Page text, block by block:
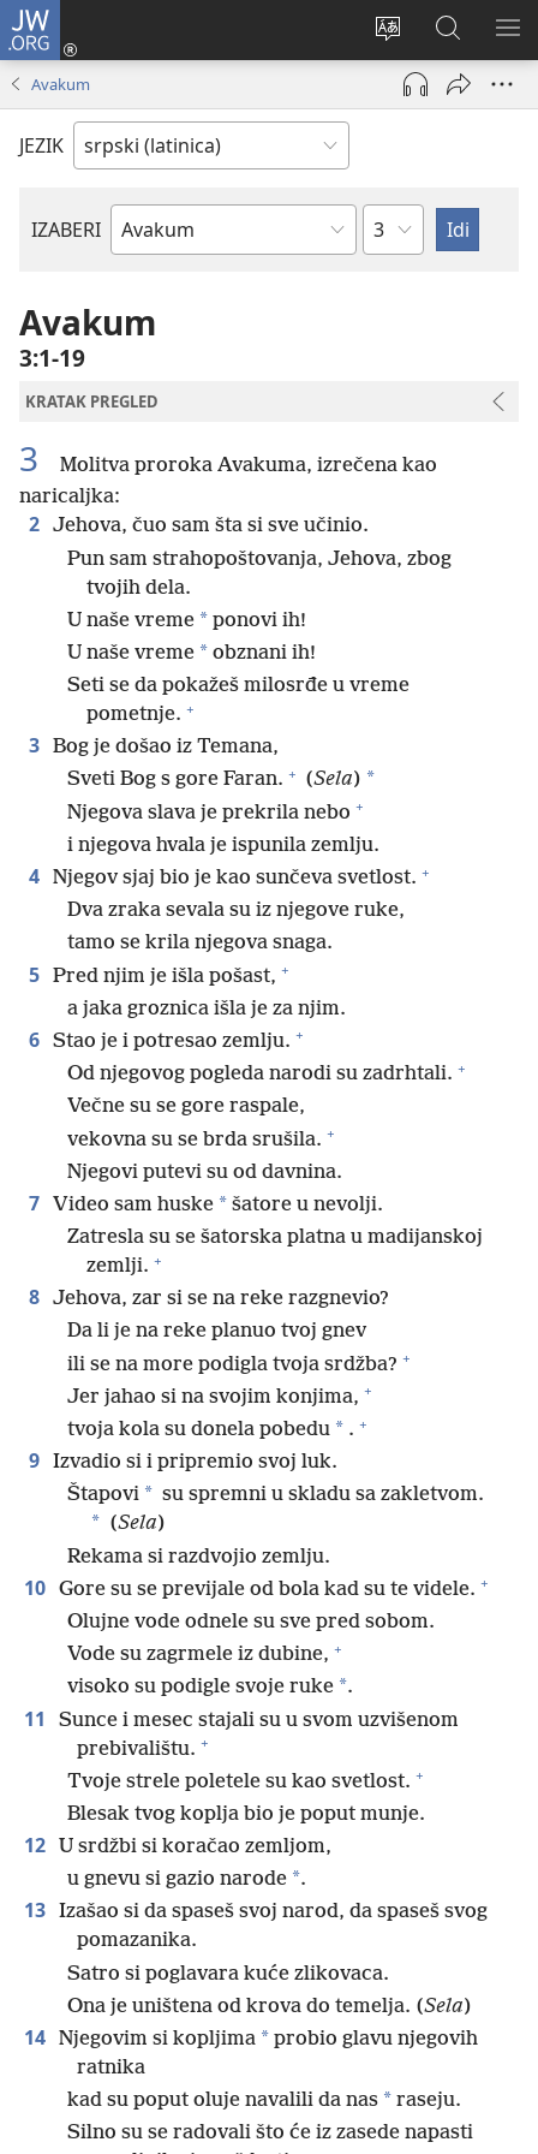
JW.ORG
Promeni
jezik
sajta
Prijava
(otvara
prozor)
Pretraga
sajta
JW.ORG
Avakum
JEZIK
IZABERI
Biblijska
Poglavlje
Avakum
3:1-19
KRATAK PREGLED
3
Molitva proroka Avakuma, izrečena kao
naricaljka:
2 Jehova, čuo sam šta si sve učinio.
Pun sam strahopoštovanja, Jehova, zbog
tvojih dela.
U naše vreme * ponovi ih!
U naše vreme * obznani ih!
Seti se da pokažeš milosrđe u vreme
pometnje. +
3 Bog je došao iz Temana,
Sveti Bog s gore Faran. + (Sela) *
Njegova slava je prekrila nebo +
i njegova hvala je ispunila zemlju.
4 Njegov sjaj bio je kao sunčeva svetlost. +
Dva zraka sevala su iz njegove ruke,
tamo se krila njegova snaga.
5 Pred njim je išla pošast, +
a jaka groznica išla je za njim.
6 Stao je i potresao zemlju. +
Od njegovog pogleda narodi su zadrhtali. +
Večne su se gore raspale,
vekovna su se brda srušila. +
Njegovi putevi su od davnina.
7 Video sam huske * šatore u nevolji.
Zatresla su se šatorska platna u madijanskoj
zemlji. +
8 Jehova, zar si se na reke razgnevio?
Da li je na reke planuo tvoj gnev
ili se na more podigla tvoja srdžba? +
Jer jahao si na svojim konjima, +
tvoja kola su donela pobedu * . +
9 Izvadio si i pripremio svoj luk.
Štapovi * su spremni u skladu sa zakletvom.
* (Sela)
Rekama si razdvojio zemlju.
10 Gore su se previjale od bola kad su te videle. +
Olujne vode odnele su sve pred sobom.
Vode su zagrmele iz dubine, +
visoko su podigle svoje ruke *.
11
Sunce i mesec stajali su u svom uzvišenom
prebivalištu. +
Tvoje strele poletele su kao svetlost. +
Blesak tvog koplja bio je poput munje.
12 U srdžbi si koračao zemljom,
u gnevu si gazio narode *.
13 Izašao si da spaseš svoj narod, da spaseš svog
pomazanika.
Satro si poglavara kuće zlikovaca.
Ona je uništena od krova do temelja. (Sela)
14 Njegovim si kopljima * probio glavu njegovih
ratnika
kad su poput oluje navalili da nas * raseju.
Silno su se radovali što će iz zasede napasti